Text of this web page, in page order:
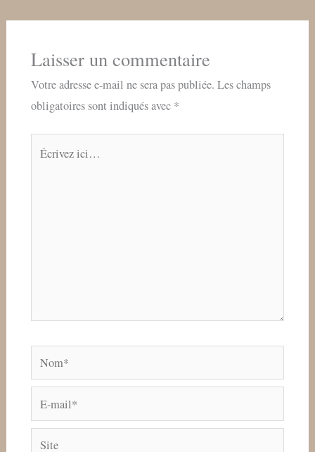
Laisser un commentaire
Votre adresse e-mail ne sera pas publiée. Les champs
obligatoires sont indiqués avec *
Nom*
E-
mail*
Site